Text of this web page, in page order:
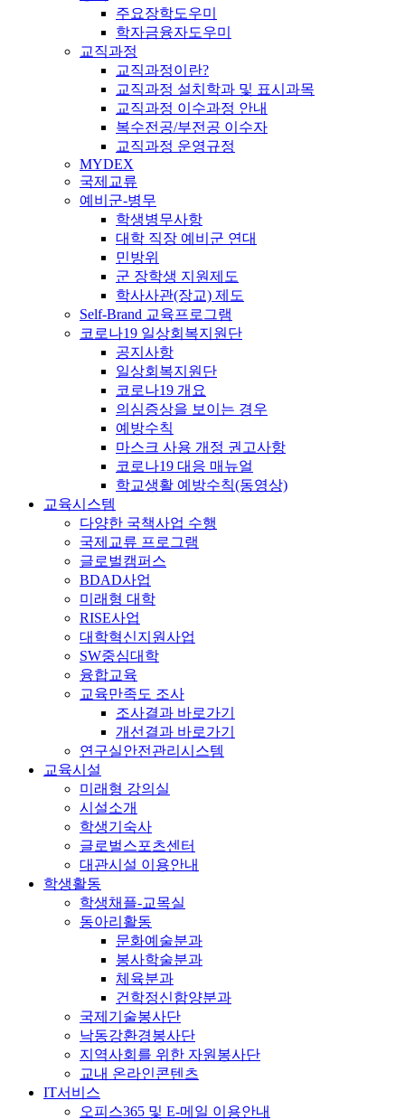
주요장학도우미
학자금융자도우미
교직과정
교직과정이란?
교직과정 설치학과 및 표시과목
교직과정 이수과정 안내
복수전공/부전공 이수자
교직과정 운영규정
MYDEX
국제교류
예비군-병무
학생병무사항
대학 직장 예비군 연대
민방위
군 장학생 지원제도
학사사관(장교) 제도
Self-Brand 교육프로그램
코로나19 일상회복지원단
공지사항
일상회복지원단
코로나19 개요
의심증상을 보이는 경우
예방수칙
마스크 사용 개정 권고사항
코로나19 대응 매뉴얼
학교생활 예방수칙(동영상)
교육시스템
다양한 국책사업 수행
국제교류 프로그램
글로벌캠퍼스
BDAD사업
미래형 대학
RISE사업
대학혁신지원사업
SW중심대학
융합교육
교육만족도 조사
조사결과 바로가기
개선결과 바로가기
연구실안전관리시스템
교육시설
미래형 강의실
시설소개
학생기숙사
글로벌스포츠센터
대관시설 이용안내
학생활동
학생채플-교목실
동아리활동
문화예술분과
봉사학술분과
체육분과
건학정신함양분과
국제기술봉사단
낙동강환경봉사단
지역사회를 위한 자원봉사단
교내 온라인콘텐츠
IT서비스
오피스365 및 E-메일 이용안내